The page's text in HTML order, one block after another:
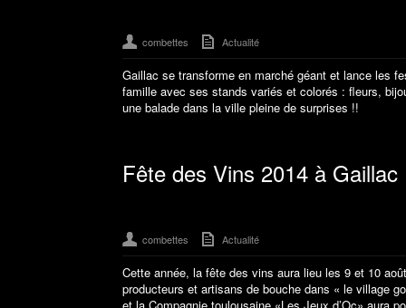
combettes Actualité
Gaillac se transforme en marché géant et lance les
famille avec ses stands variés et colorés : fleurs,
une balade dans la ville pleine de surprises !!
Fête des Vins 2014 à Gaillac
combettes Actualité
Cette année, la fête des vins aura lieu les 9 et 10
producteurs et artisans de bouche dans « le village